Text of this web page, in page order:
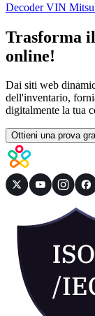
Decoder VIN
Trasforma
online!
Dai siti web
dell'inventario,
digitalmente la tua
Ottieni una prova